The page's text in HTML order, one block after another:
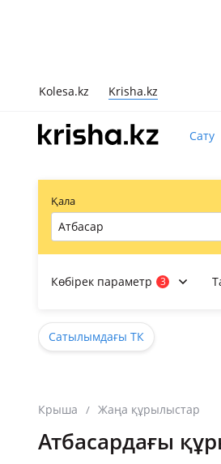
Kolesa.kz Krisha.kz
Сату
Қала
Атбасар
Көбірек параметр 3
Сатылымдағы ТК
Крыша / Жаңа құрылыстар
Атбасардағы